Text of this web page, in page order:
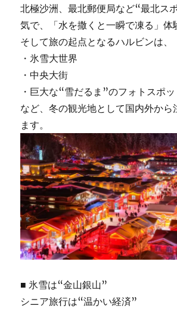
北極沙洲、最北郵便局など“最北ス
気で、「水を撒くと一瞬で凍る」体
そして旅の起点となるハルビンは、
・氷雪大世界
・中央大街
・巨大な“雪だるま”のフォトスポッ
など、冬の観光地として国内外から
ます。
■ 氷雪は“金山銀山”
シニア旅行は“温かい経済”